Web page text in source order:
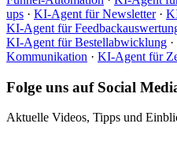
ups · KI-Agent für Newsletter·
KI-Agent für
KI-Agent für Bestellabwicklung ·
Kommunikation · KI-Agent für
Folge uns auf Social
Aktuelle Videos, Tipps und